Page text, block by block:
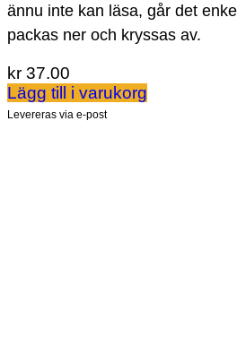
ännu inte kan läsa, går det
packas ner och kryssas av.
kr 37.00
Lägg till i varukorg
Levereras via e-post